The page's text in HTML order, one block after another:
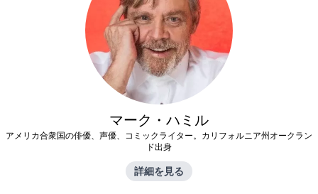
マーク・ハミル
アメリカ合衆国の俳優、声優、コミックライター。カリフォルニア州オークラン
ド出身
詳細を見る